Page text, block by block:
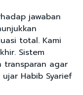
jawaban
total. Kami
Sistem
transparan agar
Habib Syarief